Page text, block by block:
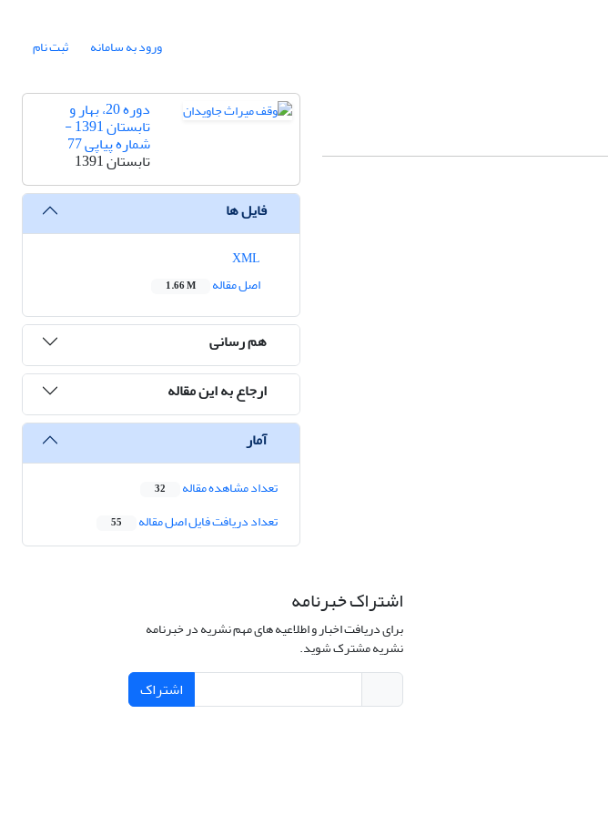
ورود به سامانه ثبت نام
دوره 20، بهار و
تابستان 1391 -
شماره پیاپی 77
تابستان 1391
فایل ها
اصل مقاله
1.66 M
هم رسانی
ارجاع به این مقاله
آمار
تعداد مشاهده مقاله 32
تعداد دریافت فایل اصل مقاله 55
اشتراک خبرنامه
برای دریافت اخبار و اطلاعیه های مهم نشریه در خبرنامه
نشریه مشترک شوید.
اشتراک